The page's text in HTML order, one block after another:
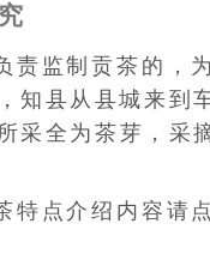
责监制贡茶的，
知县从县城来到
采全为 茶芽 ，采
特点介绍内容请